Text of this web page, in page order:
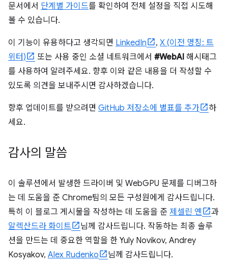
문서에서 단계별 가이드를 확인하여 전체 설정을 직접 시도해
볼 수 있습니다.
이 기능이 유용하다고 생각되면 LinkedIn , X (이전 명칭: 트
위터)
또는 사용 중인 소셜 네트워크에서 #WebAI 해시태그
를 사용하여 알려주세요. 향후 이와 같은 내용을 더 작성할 수
있도록 의견을 보내주시면 감사하겠습니다.
향후 업데이트를 받으려면 GitHub 저장소에 별표를 추가
하
세요.
감사의 말씀
이 솔루션에서 발생한 드라이버 및 WebGPU 문제를 디버그하
는 데 도움을 준 Chrome팀의 모든 구성원에게 감사드립니다.
특히 이 블로그 게시물을 작성하는 데 도움을 준 제셀린 옌
과
알렉산드라 화이트
님께 감사드립니다. 작동하는 최종 솔루
션을 만드는 데 중요한 역할을 한 Yuly Novikov, Andrey
Kosyakov, Alex Rudenko 님께 감사드립니다.